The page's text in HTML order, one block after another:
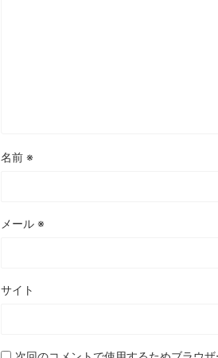
名前 ※
メール ※
サイト